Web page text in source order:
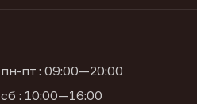
пн-пт : 09:00—20:00
сб : 10:00—16:00